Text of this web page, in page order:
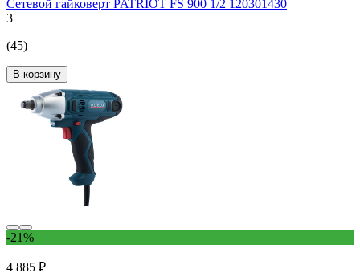
Сетевой гайковерт PATRIOT FS 900 1/2 120301430
3
(45)
В корзину
-21%
4 885 ₽